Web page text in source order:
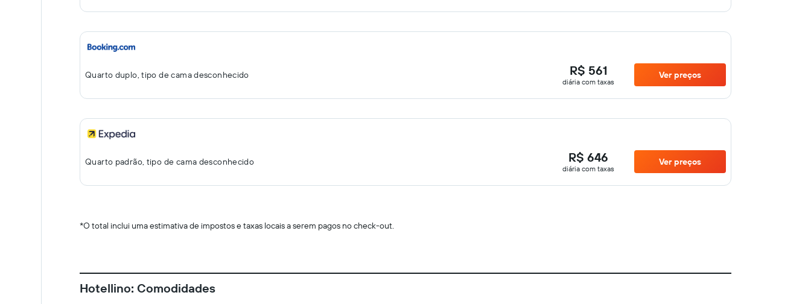
Quarto duplo, tipo de cama desconhecido R$ 561
diária com taxas
Ver preços
Quarto padrão, tipo de cama desconhecido R$ 646
diária com taxas
Ver preços
*O total inclui uma estimativa de impostos e taxas locais a serem pagos no check-out.
Hotellino: Comodidades